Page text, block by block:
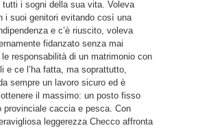
tutti i sogni della sua vita. Voleva
i suoi genitori evitando così una
e c’è riuscito, voleva
fidanzato senza mai
responsabilità di un matrimonio con
e ce l’ha fatta, ma soprattutto,
sempre un lavoro sicuro ed è
il massimo: un posto fisso
provinciale caccia e pesca. Con
leggerezza Checco affronta